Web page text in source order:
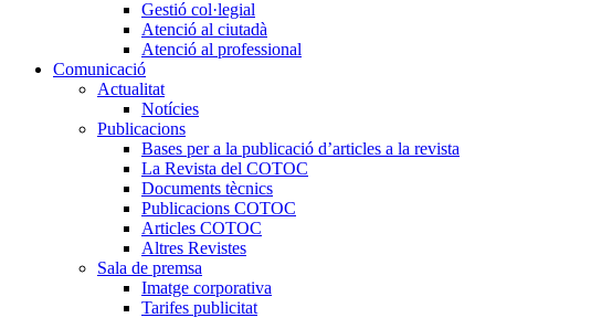
Gestió col·legial
Atenció al ciutadà
Atenció al professional
Comunicació
Actualitat
Notícies
Publicacions
Bases per a la publicació d’articles a la revista
La Revista del COTOC
Documents tècnics
Publicacions COTOC
Articles COTOC
Altres Revistes
Sala de premsa
Imatge corporativa
Tarifes publicitat